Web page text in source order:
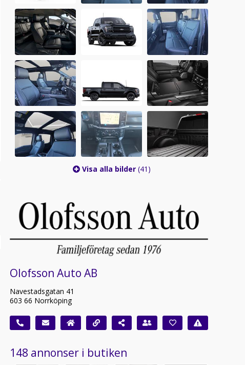
Visa alla bilder (41)
Olofsson Auto AB
Navestadsgatan 41
603 66 Norrköping
148 annonser i butiken